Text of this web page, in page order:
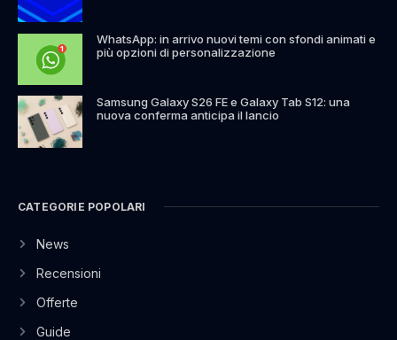
WhatsApp: in arrivo nuovi temi con sfondi animati e
più opzioni di personalizzazione
Samsung Galaxy S26 FE e Galaxy Tab S12: una
nuova conferma anticipa il lancio
CATEGORIE POPOLARI
News
Recensioni
Offerte
Guide